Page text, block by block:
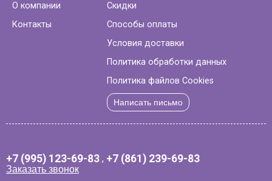
О компании
Контакты
Скидки
Способы оплаты
Условия доставки
Политика обработки данных
Политика файлов Cookies
Написать письмо
+7 (995) 123-69-83 , +7 (861) 239-69-83
Заказать звонок